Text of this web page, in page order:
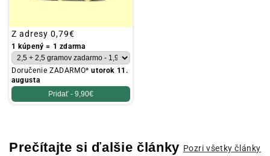
Obvyklá
cena
Z adresy 0,79€
1 kúpený = 1 zdarma
Doručenie ZADARMO*utorok 11.
augusta
Pridať - 9,90€
Prečítajte si ďalšie články Pozri všetky články